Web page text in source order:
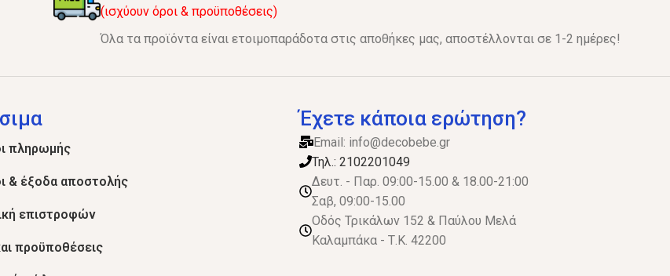
(ισχύουν όροι & προϋποθέσεις)
Όλα τα προϊόντα είναι ετοιμοπαράδοτα στις αποθήκες μας, αποστέλλονται σε 1-2 ημέρες!
πληρωμής
& έξοδα αποστολής
επιστροφών
προϋποθέσεις
Έχετε κάποια ερώτηση?
Email: info@decobebe.gr
Τηλ.: 2102201049
Δευτ. - Παρ. 09:00-15.00 & 18.00-21:00
Σαβ, 09:00-15.00
Οδός Τρικάλων 152 & Παύλου Μελά
Καλαμπάκα - Τ.Κ. 42200